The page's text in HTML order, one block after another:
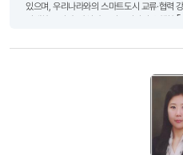
있으며, 우리나라와의 스마트도시 교류·협력